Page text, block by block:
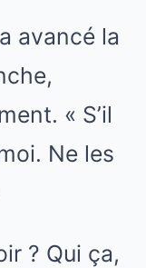
avancé la
« S’il
Ne les
? Qui ça,